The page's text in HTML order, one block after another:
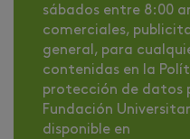
sábados entre 8:00
comerciales,
general, para
contenidas en la
protección de datos
Fundación
disponible en